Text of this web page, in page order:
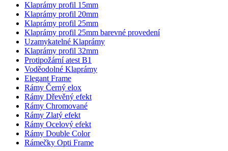
Klaprámy profil 15mm
Klaprámy profil 20mm
Klaprámy profil 25mm
Klaprámy profil 25mm barevné provedení
Uzamykatelné Klaprámy
Klaprámy profil 32mm
Protipožární atest B1
Voděodolné Klaprámy
Elegant Frame
Rámy Černý elox
Rámy Dřevěný efekt
Rámy Chromované
Rámy Zlatý efekt
Rámy Ocelový efekt
Rámy Double Color
Rámečky Opti Frame